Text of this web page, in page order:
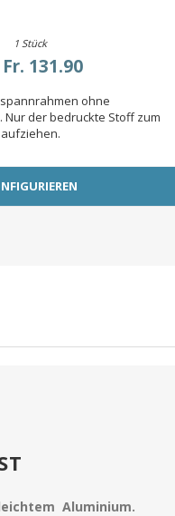
1 Stück
Fr. 131.90
ohne
Nur der bedruckte Stoff zum
aufziehen.
Aluminium.